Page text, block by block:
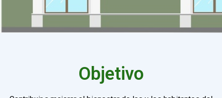
Objetivo